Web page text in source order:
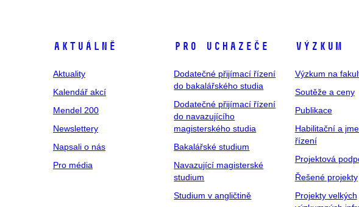
Aktuálně
Aktuality
Kalendář akcí
Mendel 200
Newslettery
Napsali o nás
Pro média
Pro uchazeče
Dodatečné přijímací řízení
do bakalářského studia
Dodatečné přijímací řízení
do navazujícího
magisterského studia
Bakalářské studium
Navazující magisterské
studium
Studium v angličtině
Výzkum
Výzkum na
Soutěže a ceny
Publikace
Habilitační a
řízení
Projektová
Řešené projekty
Projekty velkých